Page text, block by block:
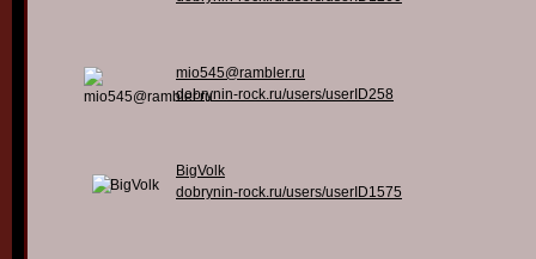
mio545@rambler.ru
dobrynin-rock.ru/users/userID258
BigVolk
dobrynin-rock.ru/users/userID1575